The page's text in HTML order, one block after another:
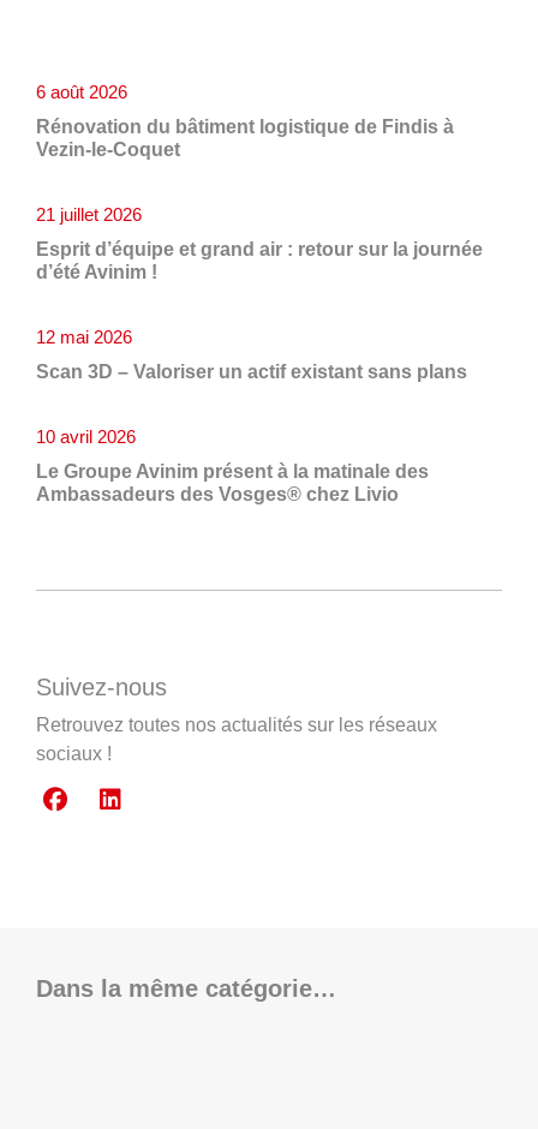
Rénovation du bâtiment logistique de Findis à
Vezin-le-Coquet
6 août 2026
Esprit d’équipe et grand air : retour sur la journée
d’été Avinim !
21 juillet 2026
Scan 3D – Valoriser un actif existant sans plans
12 mai 2026
Le Groupe Avinim présent à la matinale des
Ambassadeurs des Vosges® chez Livio
10 avril 2026
Suivez-nous
Retrouvez toutes nos actualités sur les réseaux
sociaux !
Dans la même catégorie…